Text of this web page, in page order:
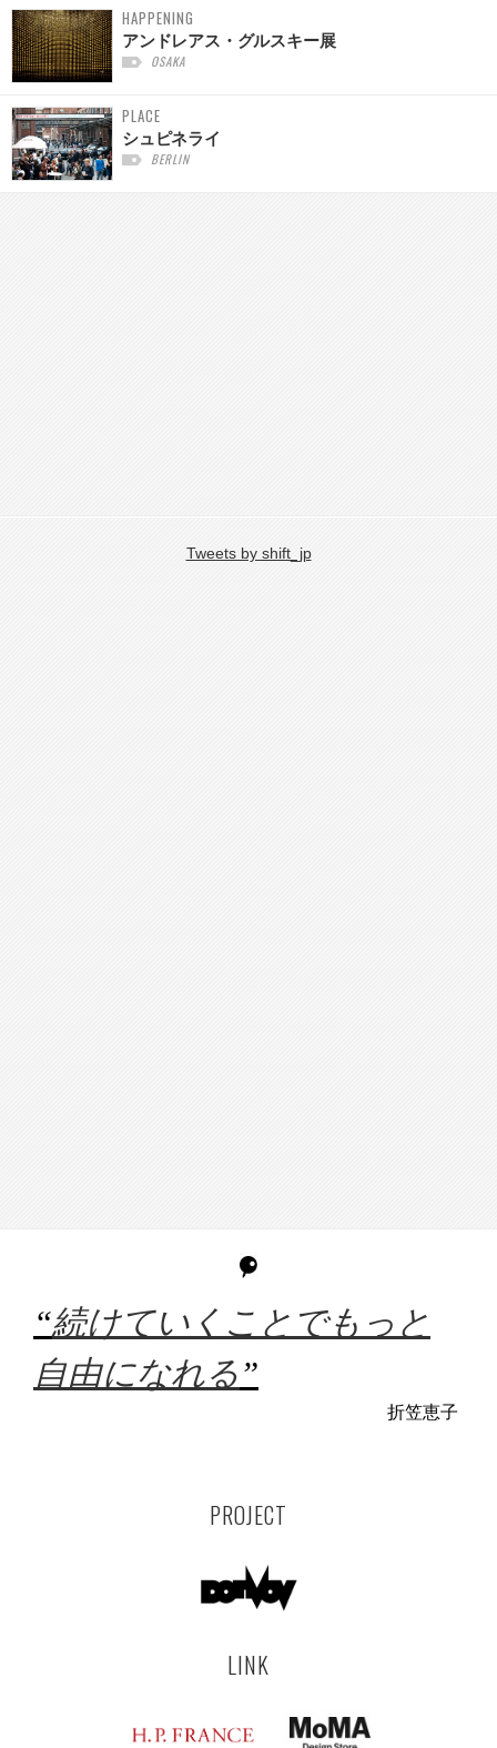
HAPPENING
アンドレアス・グルスキー展
OSAKA
PLACE
シュピネライ
BERLIN
Tweets by shift_jp
“続けていくことでもっと
自由になれる ”
折笠恵子
PROJECT
LINK